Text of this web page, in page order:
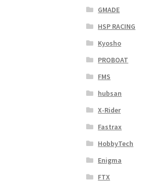
GMADE
HSP RACING
Kyosho
PROBOAT
FMS
hubsan
X-Rider
Fastrax
HobbyTech
Enigma
FTX